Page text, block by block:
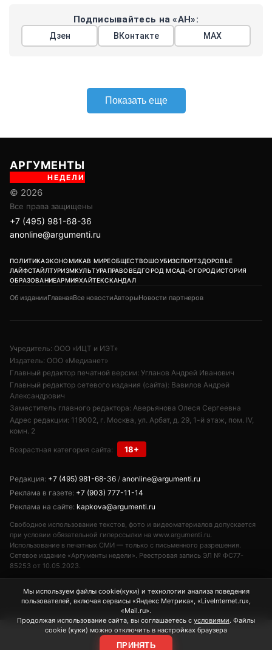
Подписывайтесь на «АН»:
Дзен ВКонтакте МАХ
Показать еще
АРГУМЕНТЫ
НЕДЕЛИ
© 2026
Все права защищены
+7 (495) 981-68-36
anonline@argumenti.ru
ПОЛИТИКАЭКОНОМИКАВ МИРЕОБЩЕСТВОШОУБИЗСПОРТЗДОРОВЬЕ
ЛАЙФСТАЙЛТУРИЗМКУЛЬТУРАПРАВОВЕДГОРОД МСАД-ОГОРОДИСТОРИЯ
ОБРАЗОВАНИЕАРМИЯХАЙТЕКСКАНДАЛ
Об изданииГлавнаяВсе новостиАвторыНовости партнеров
Учредитель: ООО «ИЦТ и ИЭТ»
Издатель: ООО «Медианет»
Главный редактор печатной версии: Угланов Андрей Иванович
Главный редактор сетевого издания (сайта): Вавилов Андрей
Александрович
Заместитель главного редактора: Аверьянова Олеся Сергеевна
Адрес редакции: 119002, г. Москва, ул. Арбат, д. 29, 1-й этаж, пом. IV,
комн. 2
Возрастная категория сайта: 18+
Редакция: +7 (495) 981-68-36 / anonline@argumenti.ru
Реклама в газете: +7 (903) 777-11-14
Реклама на сайте: kapkova@argumenti.ru
Свободное использование текстов, фото и видеоматериалов допускается
при условии обязательной гиперссылки на www.argumenti.ru.
Использование в печатных СМИ — только с письменного разрешения.
Сетевое издание «Аргументы недели». Реестровая запись ЭЛ № ФС77-
85253 от 10.05.2023.
Мы используем файлы cookie(куки) и технологии анализа поведения
пользователей, включая сервисы «Яндекс Метрика», «LiveInternet.ru»,
«Mail.ru».
Продолжая использование сайта, вы соглашаетесь с условиями. Файлы
cookie (куки) можно отключить в настройках браузера
ПРИНЯТЬ